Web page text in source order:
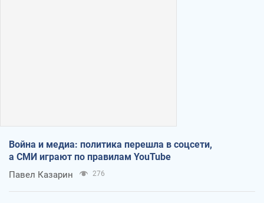
Война и медиа: политика перешла в соцсети,
а СМИ играют по правилам YouTube
Павел Казарин 276